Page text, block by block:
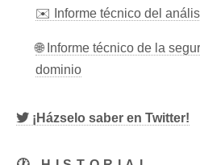
✉️ Informe técnico del
🌐 Informe técnico de la
dominio
¡Házselo saber en Twitter!